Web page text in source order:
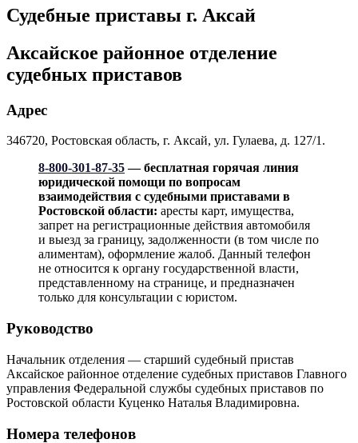
Судебные приставы г. Аксай
Аксайское районное отделение
судебных приставов
Адрес
346720, Ростовская область, г. Аксай, ул. Гулаева, д. 127/1.
8-800-301-87-35 — бесплатная горячая линия
юридической помощи по вопросам
взаимодействия с судебными приставами в
Ростовской области: аресты карт, имущества,
запрет на регистрационные действия автомобиля
и выезд за границу, задолженности (в том числе по
алиментам), оформление жалоб. Данный телефон
не относится к органу государственной власти,
представленному на странице, и предназначен
только для консультации с юристом.
Руководство
Начальник отделения — старший судебный пристав
Аксайское районное отделение судебных приставов Главного
управления Федеральной службы судебных приставов по
Ростовской области Куценко Наталья Владимировна.
Номера телефонов